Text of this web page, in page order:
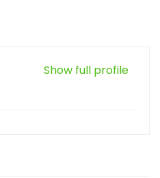
Show full profile